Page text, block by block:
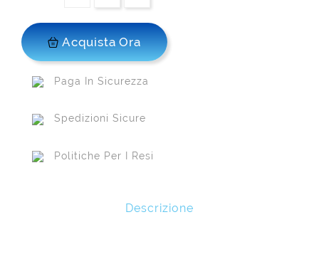
Acquista Ora
Paga In Sicurezza
Spedizioni Sicure
Politiche Per I Resi
Descrizione